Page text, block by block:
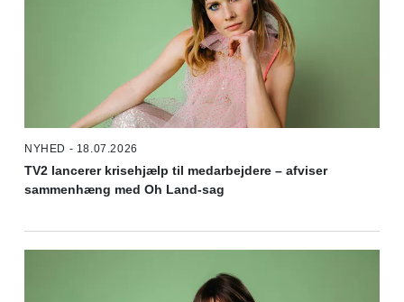
NYHED - 18.07.2026
TV2 lancerer krisehjælp til medarbejdere – afviser
sammenhæng med Oh Land-sag